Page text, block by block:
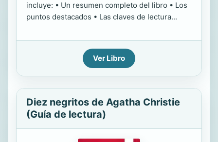
incluye: • Un resumen completo del libro • Los
puntos destacados • Las claves de lectura...
Ver Libro
Diez negritos de Agatha Christie
(Guía de lectura)